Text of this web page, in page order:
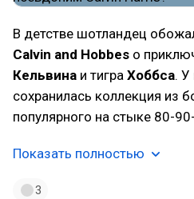
В детстве шотландец
Calvin and Hobbes о
Кельвина и тигра Хоббса. У
сохранилась коллекция из
популярного на стыке 80-
Показать полностью
3